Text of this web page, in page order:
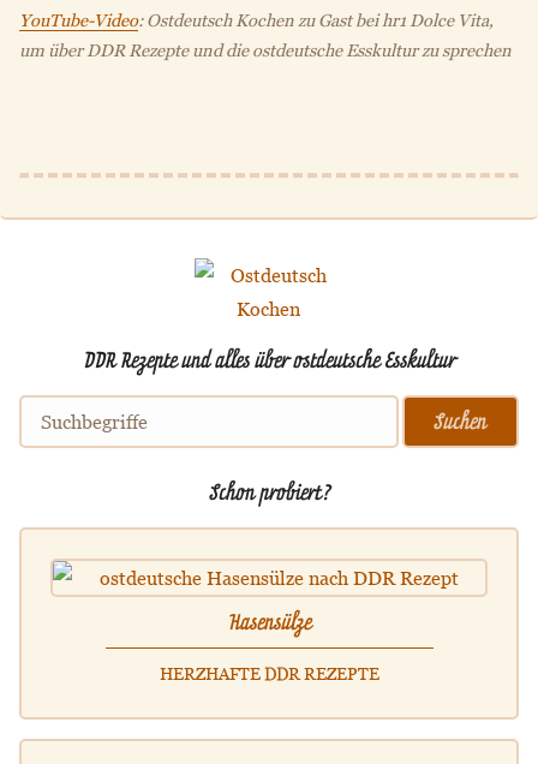
YouTube-Video: Ostdeutsch Kochen zu Gast bei hr1 Dolce Vita,
um über DDR Rezepte und die ostdeutsche Esskultur zu sprechen
DDR Rezepte und alles über ostdeutsche Esskultur
Schon probiert?
Hasensülze
HERZHAFTE DDR REZEPTE